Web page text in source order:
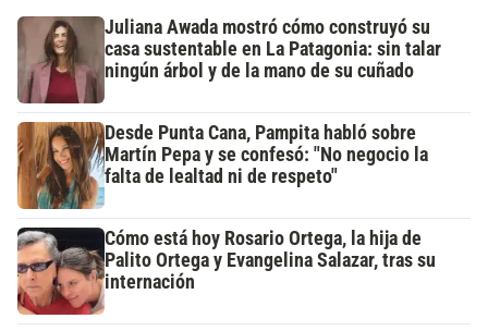
Juliana Awada mostró cómo construyó su
casa sustentable en La Patagonia: sin talar
ningún árbol y de la mano de su cuñado
Desde Punta Cana, Pampita habló sobre
Martín Pepa y se confesó: "No negocio la
falta de lealtad ni de respeto"
Cómo está hoy Rosario Ortega, la hija de
Palito Ortega y Evangelina Salazar, tras su
internación